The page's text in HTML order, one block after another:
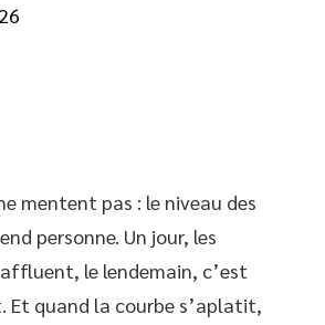
mentent pas : le niveau des
personne. Un jour, les
le lendemain, c’est
Et quand la courbe s’aplatit,